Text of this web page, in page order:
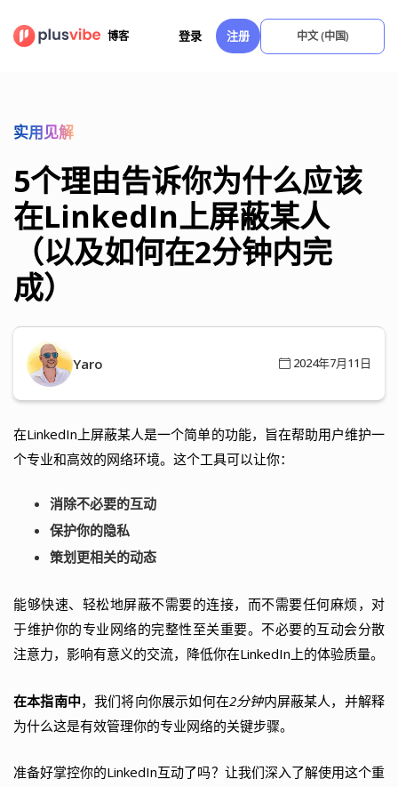
博客 登录 注册 中文 (中国)
实用见解
5个理由告诉你为什么应该
在LinkedIn上屏蔽某人
（以及如何在2分钟内完
成）
Yaro 2024年7月11日
在LinkedIn上屏蔽某人是一个简单的功能，旨在帮助用户维护一
个专业和高效的网络环境。这个工具可以让你：
消除不必要的互动
保护你的隐私
策划更相关的动态
能够快速、轻松地屏蔽不需要的连接，而不需要任何麻烦，对
于维护你的专业网络的完整性至关重要。不必要的互动会分散
注意力，影响有意义的交流，降低你在LinkedIn上的体验质量。
在本指南中，我们将向你展示如何在2分钟内屏蔽某人，并解释
为什么这是有效管理你的专业网络的关键步骤。
准备好掌控你的LinkedIn互动了吗？让我们深入了解使用这个重